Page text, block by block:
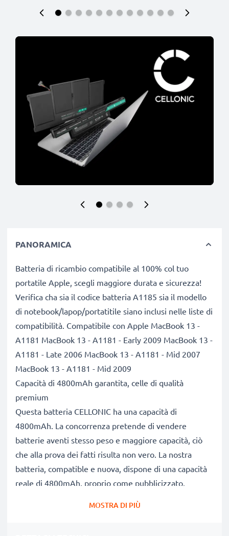
PANORAMICA
Batteria di ricambio compatibile al 100% col tuo
portatile Apple, scegli maggiore durata e sicurezza!
Verifica cha sia il codice batteria A1185 sia il modello
di notebook/lapop/portatitile siano inclusi nelle liste di
compatibilità. Compatibile con Apple MacBook 13 -
A1181 MacBook 13 - A1181 - Early 2009 MacBook 13 -
A1181 - Late 2006 MacBook 13 - A1181 - Mid 2007
MacBook 13 - A1181 - Mid 2009
Capacità di 4800mAh garantita, celle di qualità
premium
Questa batteria CELLONIC ha una capacità di
4800mAh. La concorrenza pretende di vendere
batterie aventi stesso peso e maggiore capacità, ciò
che alla prova dei fatti risulta non vero. La nostra
batteria, compatible e nuova, dispone di una capacità
reale di 4800mAh, proprio come pubblicizzato.
MOSTRA DI PIÙ